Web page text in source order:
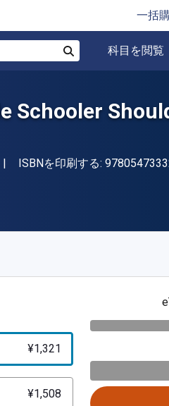
一括
科目を閲覧
Schooler
ISBNを印刷する:
¥1,321
¥1,508